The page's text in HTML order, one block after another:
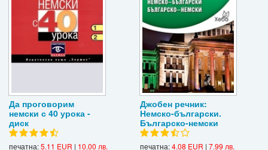
Да проговорим
немски с 40 урока -
диск
печатна:5.11 EUR | 10.00 лв.
Джобен речник:
Немско-български.
Българско-немски
печатна:4.08 EUR | 7.99 лв.